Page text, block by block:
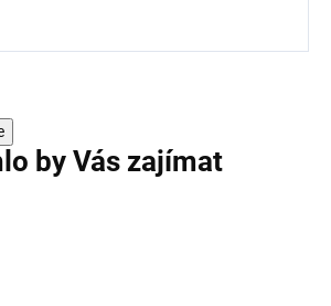
by Vás zajímat